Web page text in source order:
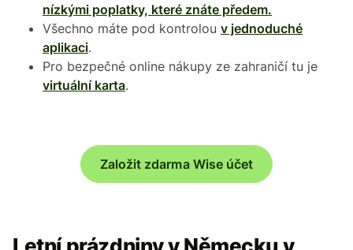
nízkými poplatky, které znáte předem.
Všechno máte pod kontrolou v jednoduché
aplikaci.
Pro bezpečné online nákupy ze zahraničí tu je
virtuální karta.
Založit zdarma Wise účet